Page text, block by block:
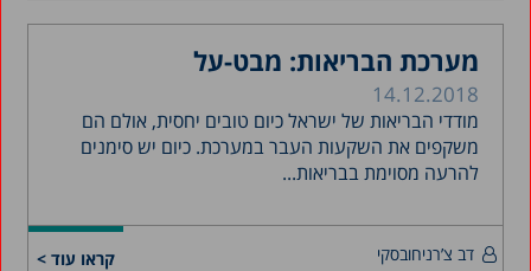
מערכת הבריאות: מבט-על
14.12.2018
מודדי הבריאות של ישראל כיום טובים יחסית, אולם הם
משקפים את השקעות העבר במערכת. כיום יש סימנים
להרעה מסוימת בבריאות...
קראו עוד > דב צ’רניחובסקי